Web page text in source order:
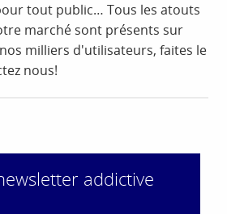
tout public… Tous les atouts
marché sont présents sur
milliers d'utilisateurs, faites le
nous!
addictive